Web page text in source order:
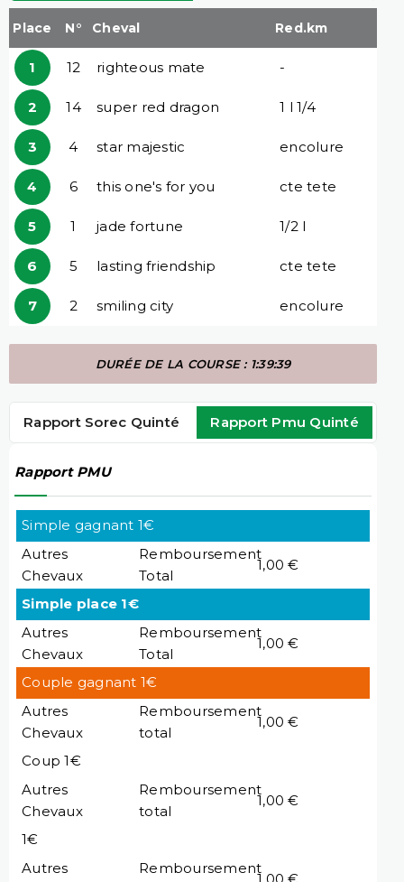
Place N° Cheval Red.km
1 12 righteous mate -
2 14 super red dragon 1 l 1/4
3 4 star majestic encolure
4 6 this one's for you cte tete
5 1 jade fortune 1/2 l
6 5 lasting friendship cte tete
7 2 smiling city encolure
DURÉE DE LA COURSE : 1:39:39
Rapport Sorec Quinté Rapport Pmu Quinté
Rapport PMU
Simple gagnant 1€
Autres
Chevaux
Remboursement
Total
1,00 €
Simple place 1€
Autres
Chevaux
Remboursement
Total
1,00 €
Couple gagnant 1€
Autres
Chevaux
Remboursement
total
1,00 €
Coup 1€
Autres
Chevaux
Remboursement
total
1,00 €
1€
Autres
Remboursement